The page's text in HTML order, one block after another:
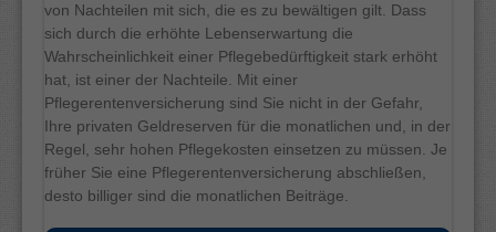
von Nachteilen mit sich, die es zu bewältigen gilt. Dass
sich durch die erhöhte Lebenserwartung die
Wahrscheinlichkeit einer Pflegebedürftigkeit stark erhöht
hat, ist einer der Nachteile. Mit einer
Pflegerentenversicherung sind Sie nicht in der Gefahr,
Ihre privaten Geldreserven für die monatlichen und, in der
Regel, sehr hohen Pflegekosten einsetzen zu müssen. Je
früher Sie eine Pflegerentenversicherung abschließen,
desto billiger sind die monatlichen Beiträge.